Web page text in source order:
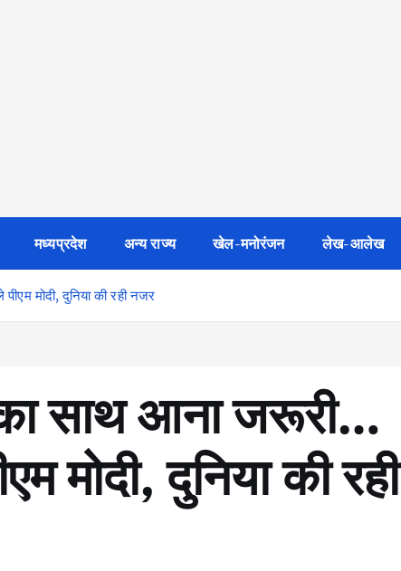
मध्यप्रदेश अन्य राज्य खेल-मनोरंजन लेख-आलेख
मोदी, दुनिया की रही नजर
साथ आना जरूरी…
मोदी, दुनिया की रही